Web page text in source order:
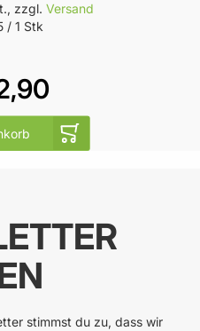
zzgl. Versand
/ 1 Stk
stimmst du zu, dass wir